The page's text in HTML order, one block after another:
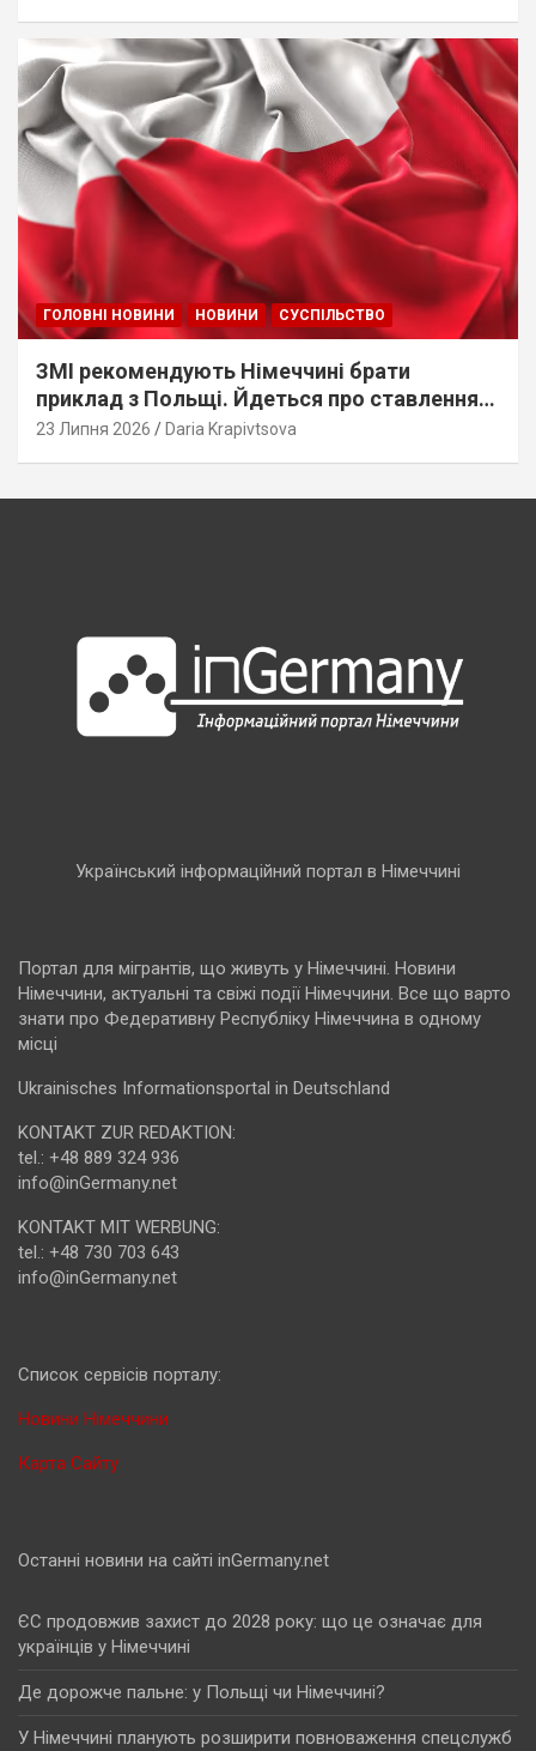
ГОЛОВНІ НОВИНИ НОВИНИ СУСПІЛЬСТВО
ЗМІ рекомендують Німеччині брати
приклад з Польщі. Йдеться про ставлення
до українців
23 Липня 2026 Daria Krapivtsova
Український інформаційний портал в Німеччині
Портал для мігрантів, що живуть у Німеччині. Новини
Німеччини, актуальні та свіжі події Німеччини. Все що варто
знати про Федеративну Республіку Німеччина в одному
місці
Ukrainisches Informationsportal in Deutschland
KONTAKT ZUR REDAKTION:
tel.: +48 889 324 936
info@inGermany.net
KONTAKT MIT WERBUNG:
tel.: +48 730 703 643
info@inGermany.net
Cписок сервісів порталу:
Новини Німеччини
Карта Сайту
Останні новини на сайті inGermany.net
ЄС продовжив захист до 2028 року: що це означає для
українців у Німеччині
Де дорожче пальне: у Польщі чи Німеччині?
У Німеччині планують розширити повноваження спецслужб